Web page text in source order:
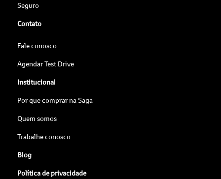
Seguro
Contato
Fale conosco
Agendar Test Drive
Institucional
Por que comprar na Saga
Quem somos
Trabalhe conosco
Blog
Política de privacidade